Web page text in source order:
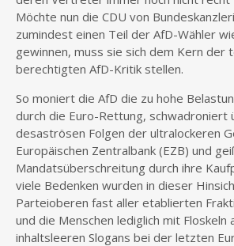
Möchte nun die CDU von
zumindest einen Teil der AfD-Wähler
gewinnen, muss sie sich dem Kern der
berechtigten AfD-Kritik stellen.
So moniert die AfD die zu hohe
durch die Euro-Rettung, schwadroniert
desaströsen Folgen der ultralockeren
Europäischen Zentralbank (EZB) und
Mandatsüberschreitung durch ihre
viele Bedenken wurden in dieser
Parteioberen fast aller etablierten
und die Menschen lediglich mit Floskeln
inhaltsleeren Slogans bei der letzten